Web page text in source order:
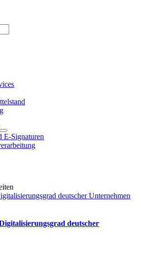
E-Signaturen
deutscher Unternehmen
deutscher